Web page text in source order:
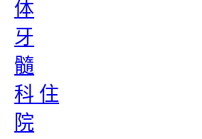
体
牙
髓
科 住
院